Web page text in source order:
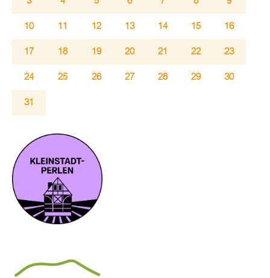
10 11 12 13 14 15 16
17 18 19 20 21 22 23
24 25 26 27 28 29 30
31